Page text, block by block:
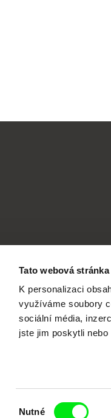
Tato webová
K personalizaci
využíváme soubory
sociální média,
jste jim poskytli
Nutné